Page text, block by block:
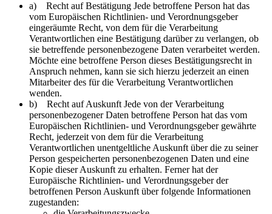
a) Recht auf Bestätigung Jede betroffene Person hat das
vom Europäischen Richtlinien- und Verordnungsgeber
eingeräumte Recht, von dem für die Verarbeitung
Verantwortlichen eine Bestätigung darüber zu verlangen, ob
sie betreffende personenbezogene Daten verarbeitet werden.
Möchte eine betroffene Person dieses Bestätigungsrecht in
Anspruch nehmen, kann sie sich hierzu jederzeit an einen
Mitarbeiter des für die Verarbeitung Verantwortlichen
wenden.
b) Recht auf Auskunft Jede von der Verarbeitung
personenbezogener Daten betroffene Person hat das vom
Europäischen Richtlinien- und Verordnungsgeber gewährte
Recht, jederzeit von dem für die Verarbeitung
Verantwortlichen unentgeltliche Auskunft über die zu seiner
Person gespeicherten personenbezogenen Daten und eine
Kopie dieser Auskunft zu erhalten. Ferner hat der
Europäische Richtlinien- und Verordnungsgeber der
betroffenen Person Auskunft über folgende Informationen
zugestanden: